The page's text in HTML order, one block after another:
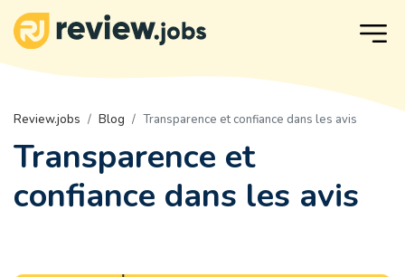
Review.jobs Blog Transparence et confiance dans les avis
Transparence et
confiance dans les avis